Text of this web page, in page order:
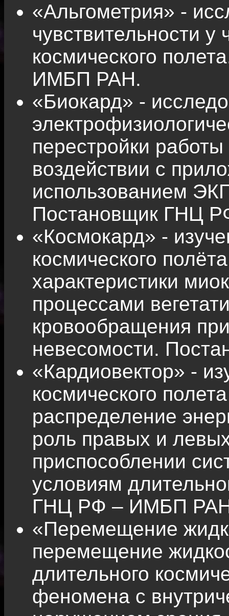
«Альгометрия» -
чувствительности у
космического
ИМБП РАН.
«Биокард» -
перестройки
воздействии с
использованием
Постановщик ГНЦ
«Космокард» -
космического
характеристики
процессами
кровообращения
невесомости.
«Кардиовектор» -
космического
распределение
роль правых и
приспособлении
условиям
ГНЦ РФ – ИМБП
«Перемещение
перемещение
длительного
феномена с